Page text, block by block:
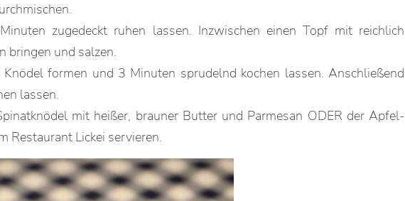
zugedeckt ruhen lassen. Inzwischen einen Topf mit reichlich
bringen und salzen.
formen und 3 Minuten sprudelnd kochen lassen. Anschließend
lassen.
mit heißer, brauner Butter und Parmesan ODER der Apfel-
Restaurant Lickei servieren.